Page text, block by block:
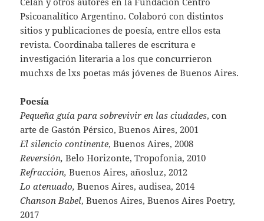
Psicoanalítico Argentino. Colaboró con distintos
sitios y publicaciones de poesía, entre ellos esta
revista. Coordinaba talleres de escritura e
investigación literaria a los que concurrieron
muchxs de lxs poetas más jóvenes de Buenos Aires.
Poesía
Pequeña guía para sobrevivir en las ciudades, con
arte de Gastón Pérsico, Buenos Aires, 2001
El silencio continente, Buenos Aires, 2008
Reversión, Belo Horizonte, Tropofonia, 2010
Refracción, Buenos Aires, añosluz, 2012
Lo atenuado, Buenos Aires, audisea, 2014
Chanson Babel, Buenos Aires, Buenos Aires Poetry,
2017